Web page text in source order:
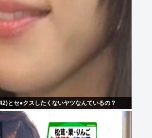
とセ●クスしたくないヤツなんているの？